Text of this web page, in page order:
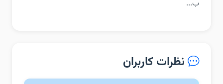
ب...
نظرات کاربران